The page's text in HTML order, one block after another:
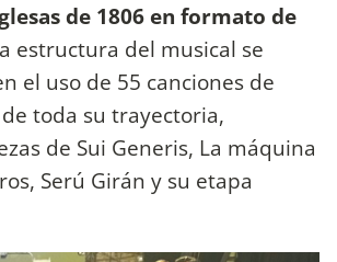
de 1806 en formato de
estructura del musical se
el uso de 55 canciones de
toda su trayectoria,
de Sui Generis, La máquina
Serú Girán y su etapa